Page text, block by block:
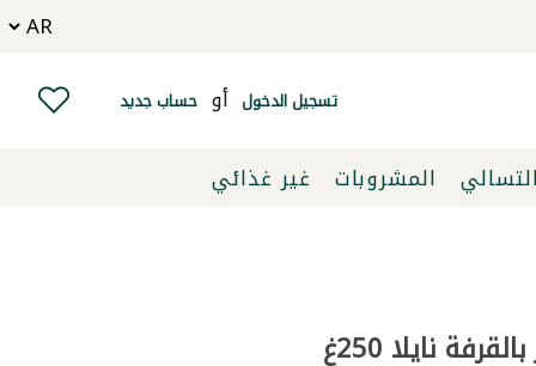
تسجيل الدخول أو حساب جديد
المشروبات
غير غذائي
نايلا 250غ